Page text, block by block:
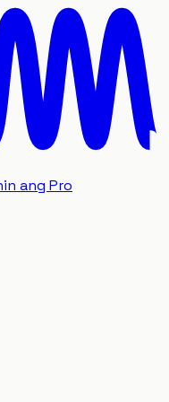
ang Pro